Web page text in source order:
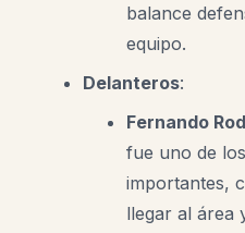
balance
equipo.
Delanteros:
Fernando
fue uno de
importantes,
llegar al área